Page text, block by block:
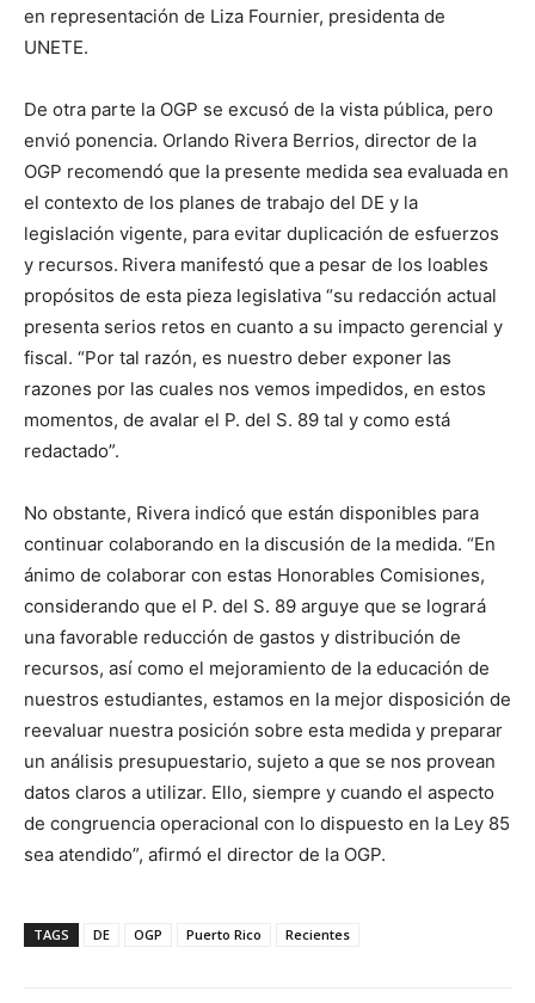
en representación de Liza Fournier, presidenta de
UNETE.
De otra parte la OGP se excusó de la vista pública, pero
envió ponencia. Orlando Rivera Berrios, director de la
OGP recomendó que la presente medida sea evaluada en
el contexto de los planes de trabajo del DE y la
legislación vigente, para evitar duplicación de esfuerzos
y recursos. Rivera manifestó que a pesar de los loables
propósitos de esta pieza legislativa “su redacción actual
presenta serios retos en cuanto a su impacto gerencial y
fiscal. “Por tal razón, es nuestro deber exponer las
razones por las cuales nos vemos impedidos, en estos
momentos, de avalar el P. del S. 89 tal y como está
redactado”.
No obstante, Rivera indicó que están disponibles para
continuar colaborando en la discusión de la medida. “En
ánimo de colaborar con estas Honorables Comisiones,
considerando que el P. del S. 89 arguye que se logrará
una favorable reducción de gastos y distribución de
recursos, así como el mejoramiento de la educación de
nuestros estudiantes, estamos en la mejor disposición de
reevaluar nuestra posición sobre esta medida y preparar
un análisis presupuestario, sujeto a que se nos provean
datos claros a utilizar. Ello, siempre y cuando el aspecto
de congruencia operacional con lo dispuesto en la Ley 85
sea atendido”, afirmó el director de la OGP.
TAGS DE OGP Puerto Rico Recientes